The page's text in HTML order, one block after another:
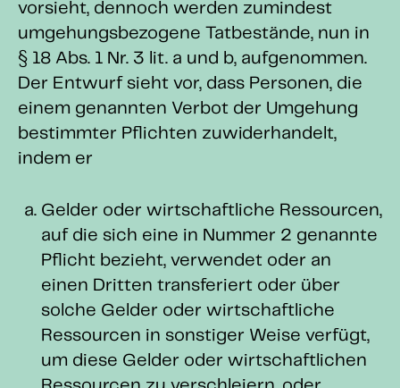
vorsieht, dennoch werden zumindest
umgehungsbezogene Tatbestände, nun in
§ 18 Abs. 1 Nr. 3 lit. a und b, aufgenommen.
Der Entwurf sieht vor, dass Personen, die
einem genannten Verbot der Umgehung
bestimmter Pflichten zuwiderhandelt,
indem er
Gelder oder wirtschaftliche Ressourcen,
auf die sich eine in Nummer 2 genannte
Pflicht bezieht, verwendet oder an
einen Dritten transferiert oder über
solche Gelder oder wirtschaftliche
Ressourcen in sonstiger Weise verfügt,
um diese Gelder oder wirtschaftlichen